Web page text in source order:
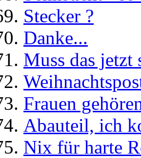
Stecker ?
Danke...
Muss das jetzt
Frauen
Abauteil, ich
Nix für harte